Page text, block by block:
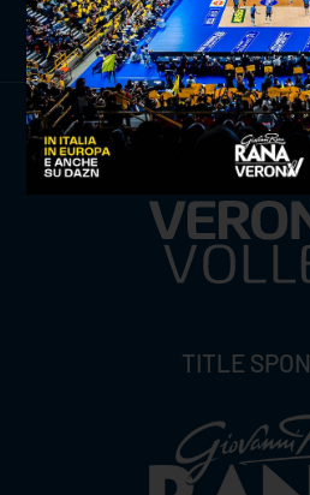
ISCRIVITI
TITLE